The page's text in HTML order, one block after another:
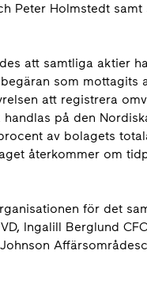
Peter Holmstedt
att samtliga aktier
som mottagits
att registrera
på den
av bolagets
återkommer om
för det
Ingalill Berglund